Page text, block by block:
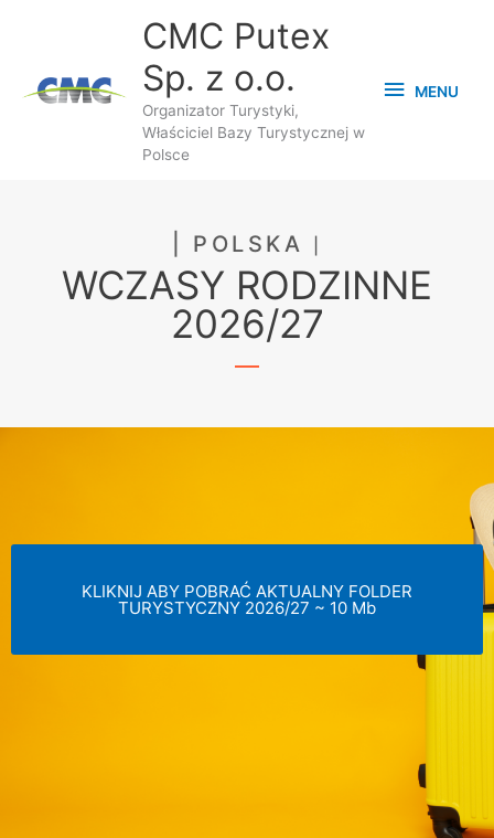
CMC Putex
Sp. z o.o.
Organizator Turystyki,
Właściciel Bazy Turystycznej w
Polsce
MENU
| POLSKA
WCZASY RODZINNE
2026/27
KLIKNIJ ABY POBRAĆ AKTUALNY FOLDER
TURYSTYCZNY 2026/27 ~ 10 Mb